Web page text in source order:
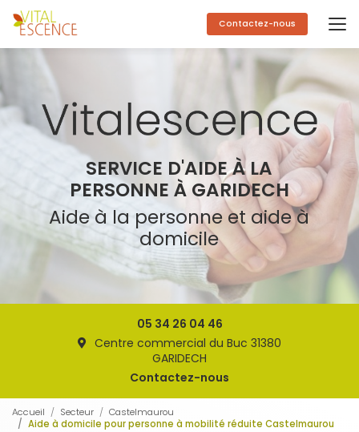
Aller
au
contenu
principal
Contactez-nous
SERVICE D'AIDE À LA
PERSONNE À GARIDECH
Aide à la personne et aide à
domicile
05 34 26 04 46
Centre commercial du Buc 31380
GARIDECH
Contactez-nous
Accueil Secteur
Castelmaurou
Aide à domicile pour personne à mobilité réduite Castelmaurou